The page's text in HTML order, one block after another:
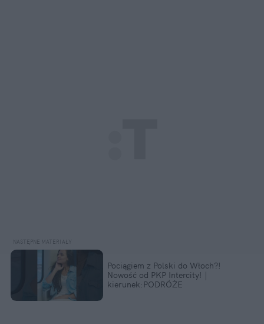
Pociągiem z Polski do Włoch?!
Nowość od PKP Intercity! |
kierunek:PODRÓŻE